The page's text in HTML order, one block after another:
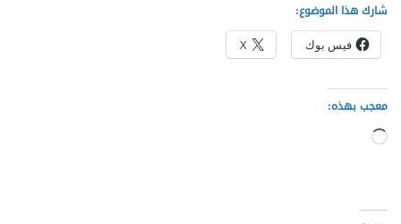
شارك هذا الموضوع:
فيس بوك X
معجب بهذه:
جاري